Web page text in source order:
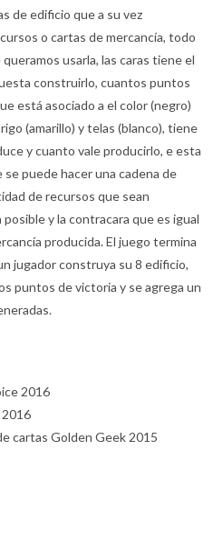
de edificio que a su vez
o cartas de mercancía, todo
usarla, las caras tiene el
construirlo, cuantos puntos
está asociado a el color (negro)
(amarillo) y telas (blanco), tiene
y cuanto vale producirlo, e esta
puede hacer una cadena de
de recursos que sean
y la contracara que es igual
producida. El juego termina
jugador construya su 8 edificio,
puntos de victoria y se agrega un
2016
2016
cartas Golden Geek 2015